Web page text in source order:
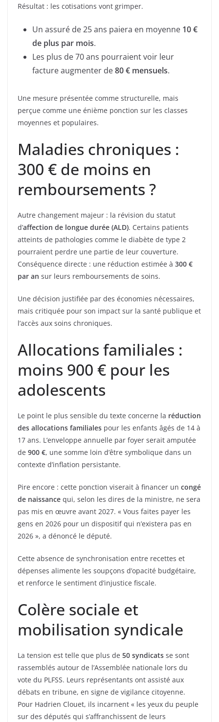
Résultat : les cotisations vont grimper.
Un assuré de 25 ans paiera en moyenne 10 €
de plus par mois.
Les plus de 70 ans pourraient voir leur
facture augmenter de80 € mensuels.
Une mesure présentée comme structurelle, mais
perçue comme une énième ponction sur les classes
moyennes et populaires.
Maladies chroniques :
300 € de moins en
remboursements ?
Autre changement majeur : la révision du statut
d’affection de longue durée (ALD). Certains patients
atteints de pathologies comme le diabète de type 2
pourraient perdre une partie de leur couverture.
Conséquence directe : une réduction estimée à 300 €
par an sur leurs remboursements de soins.
Une décision justifiée par des économies nécessaires,
mais critiquée pour son impact sur la santé publique et
l’accès aux soins chroniques.
Allocations familiales :
moins 900 € pour les
adolescents
Le point le plus sensible du texte concerne la réduction
des allocations familiales pour les enfants âgés de 14 à
17 ans. L’enveloppe annuelle par foyer serait amputée
de 900 €, une somme loin d’être symbolique dans un
contexte d’inflation persistante.
Pire encore : cette ponction viserait à financer un congé
de naissance qui, selon les dires de la ministre, ne sera
pas mis en œuvre avant 2027. « Vous faites payer les
gens en 2026 pour un dispositif qui n’existera pas en
2026 », a dénoncé le député.
Cette absence de synchronisation entre recettes et
dépenses alimente les soupçons d’opacité budgétaire,
et renforce le sentiment d’injustice fiscale.
Colère sociale et
mobilisation syndicale
La tension est telle que plus de 50 syndicats se sont
rassemblés autour de l’Assemblée nationale lors du
vote du PLFSS. Leurs représentants ont assisté aux
débats en tribune, en signe de vigilance citoyenne.
Pour Hadrien Clouet, ils incarnent « les yeux du peuple
sur des députés qui s’affranchissent de leurs